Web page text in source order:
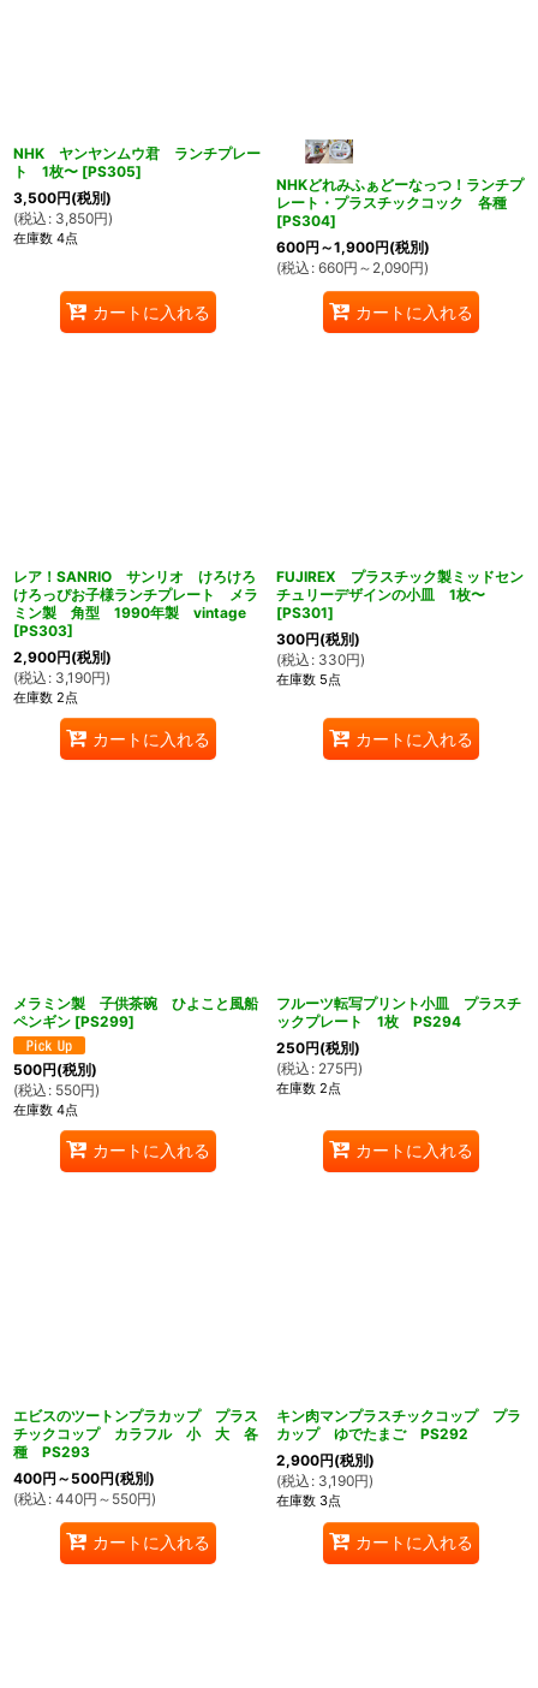
NHK ヤンヤンムウ君 ランチプレー
ト 1枚〜 [PS305]
3,500円(税別)
(税込 : 3,850円)
在庫数 4点
カートに入れる
NHKどれみふぁどーなっつ！ランチプ
レート・プラスチックコック 各種
[PS304]
600円 ～1,900円(税別)
(税込 : 660円 ～2,090円)
カートに入れる
レア！SANRIO サンリオ けろけろ
けろっぴお子様ランチプレート メラ
ミン製 角型 1990年製 vintage
[PS303]
2,900円(税別)
(税込 : 3,190円)
在庫数 2点
カートに入れる
FUJIREX プラスチック製ミッドセン
チュリーデザインの小皿 1枚〜
[PS301]
300円(税別)
(税込 : 330円)
在庫数 5点
カートに入れる
メラミン製 子供茶碗 ひよこと風船
ペンギン [PS299]
500円(税別)
(税込 : 550円)
在庫数 4点
カートに入れる
フルーツ転写プリント小皿 プラスチ
ックプレート 1枚 PS294
250円(税別)
(税込 : 275円)
在庫数 2点
カートに入れる
エビスのツートンプラカップ プラス
チックコップ カラフル 小 大 各
種 PS293
400円 ～500円(税別)
(税込 : 440円 ～550円)
カートに入れる
キン肉マンプラスチックコップ プラ
カップ ゆでたまご PS292
2,900円(税別)
(税込 : 3,190円)
在庫数 3点
カートに入れる